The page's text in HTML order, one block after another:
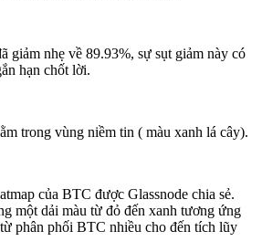
giảm nhẹ về 89.93%, sự sụt giảm này có
hạn chốt lời.
trong vùng niềm tin ( màu xanh lá cây).
của BTC được Glassnode chia sẻ.
một dải màu từ đỏ đến xanh tương ứng
phân phối BTC nhiều cho đến tích lũy